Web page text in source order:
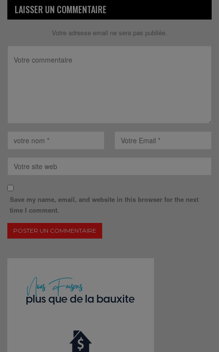
LAISSER UN COMMENTAIRE
Votre adresse email ne sera pas publiée.
Save my name, email, and website in this browser for the next
time I comment.